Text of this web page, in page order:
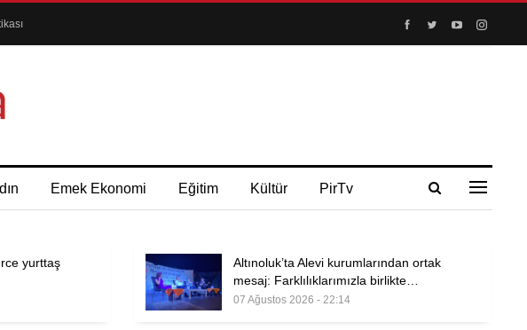
Emek Ekonomi Eğitim Kültür PirTv
yurttaş
Altınoluk’ta Alevi kurumlarından ortak
mesaj: Farklılıklarımızla birlikte…
07 Ağustos 2026 - 22:14